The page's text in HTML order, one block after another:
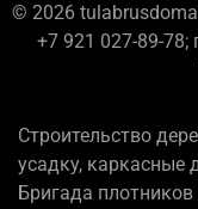
© 2026
+7 921 027-89-78;
Строительство
усадку,
Бригада